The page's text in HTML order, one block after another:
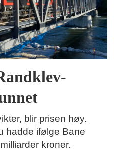
blir prisen høy.
hadde ifølge Bane
kroner.